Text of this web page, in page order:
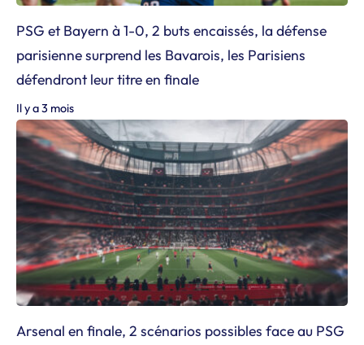
PSG et Bayern à 1-0, 2 buts encaissés, la défense
parisienne surprend les Bavarois, les Parisiens
défendront leur titre en finale
Il y a 3 mois
Arsenal en finale, 2 scénarios possibles face au PSG